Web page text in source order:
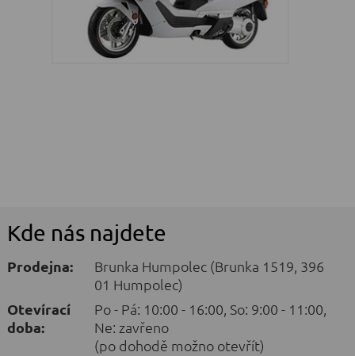
Kde nás najdete
Prodejna:
Brunka Humpolec (Brunka 1519, 396
01 Humpolec)
Otevírací
doba:
Po - Pá: 10:00 - 16:00, So: 9:00 - 11:00,
Ne: zavřeno
(po dohodě možno otevřít)